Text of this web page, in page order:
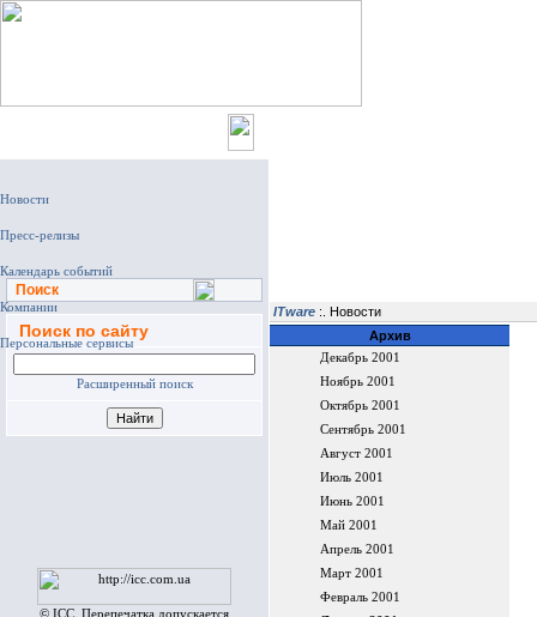
Поиск
Поиск по сайту
Расширенный поиск
© ICC. Перепечатка допускается
ITware :. Новости
Архив
Декабрь 2001
Ноябрь 2001
Октябрь 2001
Сентябрь 2001
Август 2001
Июль 2001
Июнь 2001
Май 2001
Апрель 2001
Март 2001
Февраль 2001